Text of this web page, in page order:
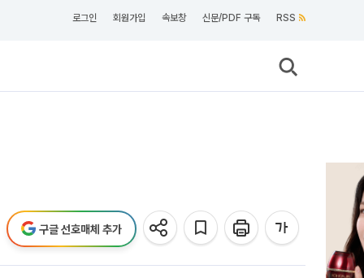
로그인 회원가입 속보창 신문/PDF 구독 RSS
구글 선호매체 추가